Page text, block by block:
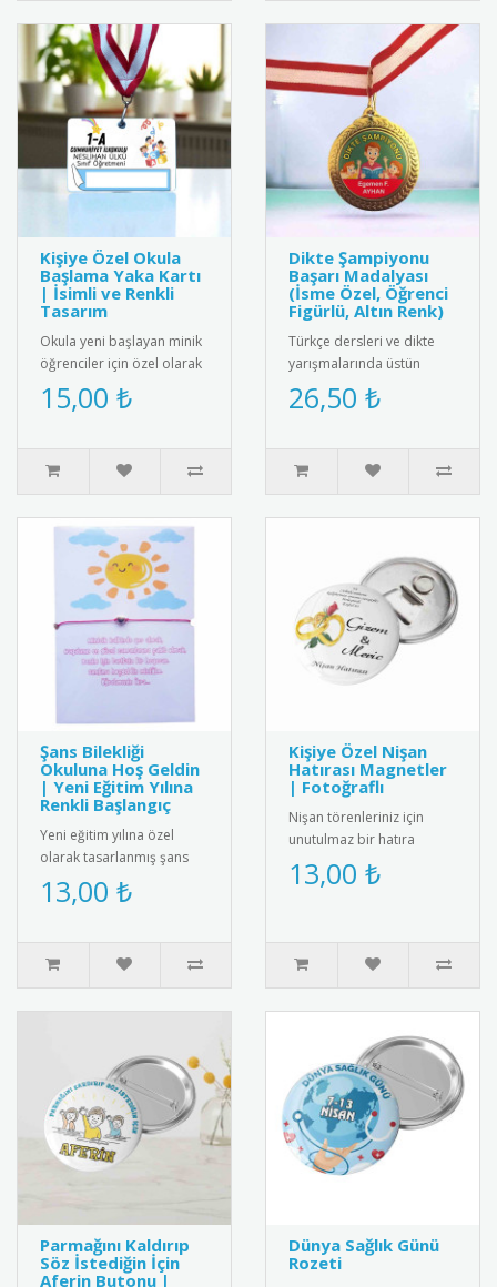
Kişiye Özel Okula
Başlama Yaka Kartı
| İsimli ve Renkli
Tasarım
Okula yeni başlayan minik
öğrenciler için özel olarak
hazırlanan isimli yaka
kartları ile okula başl..
15,00 ₺
Dikte Şampiyonu
Başarı Madalyası
(İsme Özel, Öğrenci
Figürlü, Altın Renk)
Türkçe dersleri ve dikte
yarışmalarında üstün
başarı gösteren
öğrencilere özel,
26,50 ₺
Şans Bilekliği
Okuluna Hoş Geldin
| Yeni Eğitim Yılına
Renkli Başlangıç
Yeni eğitim yılına özel
olarak tasarlanmış şans
bilekliği. Renkli ip yapısı ve
zarif boncuk detayıyl..
13,00 ₺
Kişiye Özel Nişan
Hatırası Magnetler
| Fotoğraflı
Nişan törenleriniz için
unutulmaz bir hatıra
olacak buzdolabı
magnetleri kişiye özel
13,00 ₺
Parmağını Kaldırıp
Söz İstediğin İçin
Aferin Butonu |
Dünya Sağlık Günü
Rozeti